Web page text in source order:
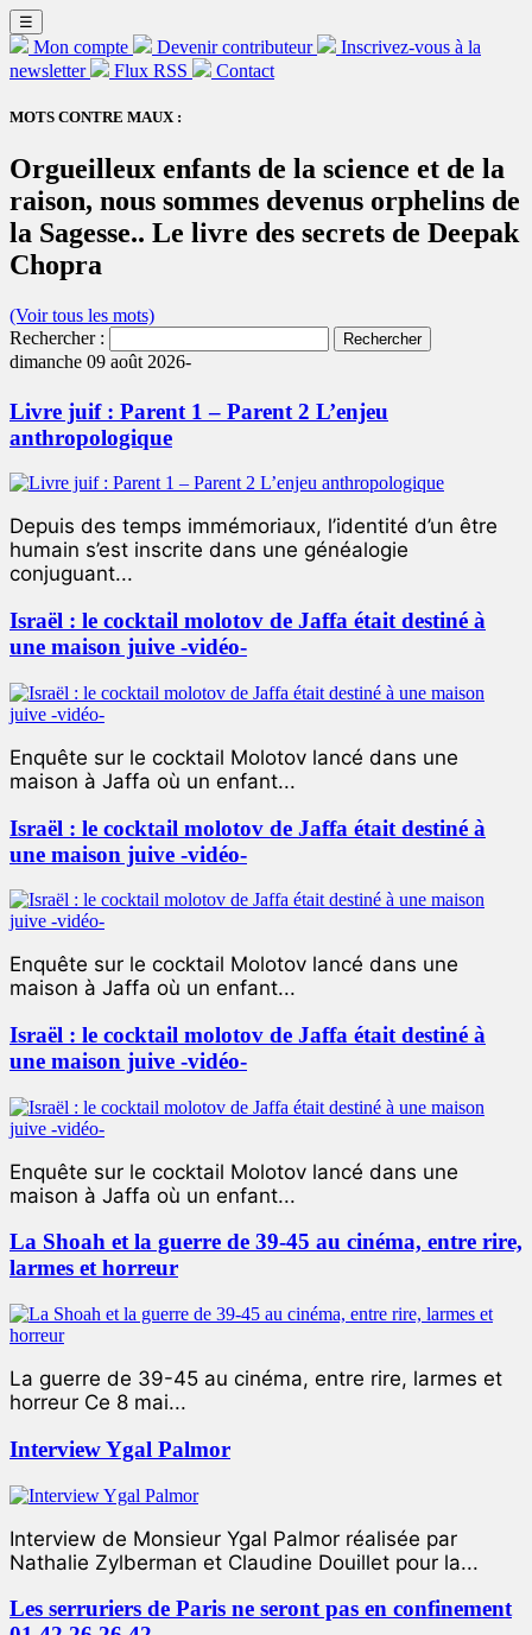
☰
Mon compte Devenir contributeur
Inscrivez-vous à la
newsletter
Flux RSS Contact
MOTS CONTRE MAUX :
Orgueilleux enfants de la science et de la
raison, nous sommes devenus orphelins de
la Sagesse.. Le livre des secrets de Deepak
Chopra
(Voir tous les mots)
Rechercher :
dimanche 09 août 2026-
Livre juif : Parent 1 – Parent 2 L’enjeu
anthropologique
Depuis des temps immémoriaux, l’identité d’un être
humain s’est inscrite dans une généalogie
conjuguant...
Israël : le cocktail molotov de Jaffa était destiné à
une maison juive -vidéo-
Enquête sur le cocktail Molotov lancé dans une
maison à Jaffa où un enfant...
Israël : le cocktail molotov de Jaffa était destiné à
une maison juive -vidéo-
Enquête sur le cocktail Molotov lancé dans une
maison à Jaffa où un enfant...
Israël : le cocktail molotov de Jaffa était destiné à
une maison juive -vidéo-
Enquête sur le cocktail Molotov lancé dans une
maison à Jaffa où un enfant...
La Shoah et la guerre de 39-45 au cinéma, entre rire,
larmes et horreur
La guerre de 39-45 au cinéma, entre rire, larmes et
horreur Ce 8 mai...
Interview Ygal Palmor
Interview de Monsieur Ygal Palmor réalisée par
Nathalie Zylberman et Claudine Douillet pour la...
Les serruriers de Paris ne seront pas en confinement